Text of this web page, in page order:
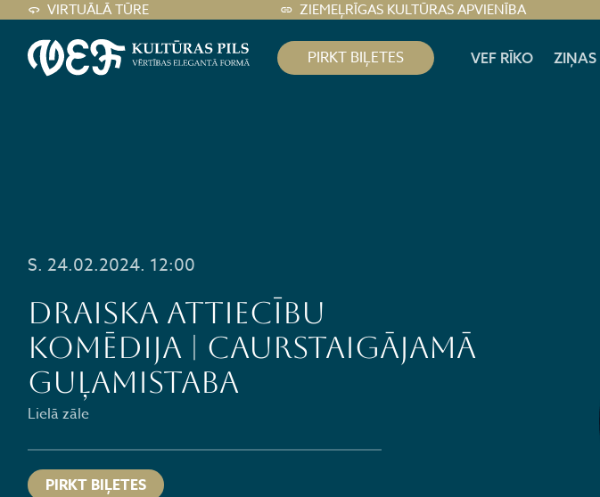
VIRTUĀLĀ TŪRE ZIEMEĻRĪGAS KULTŪRAS APVIENĪBA
PIRKT BIĻETES VEF RĪKO ZIŅAS
S. 24.02.2024. 12:00
Draiska attiecību
komēdija | CAURSTAIGĀJAMĀ
GUĻAMISTABA
Lielā zāle
PIRKT BIĻETES